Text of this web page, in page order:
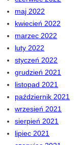
maj 2022
kwiecień 2022
marzec 2022
luty 2022
styczeń 2022
grudzień 2021
listopad 2021
październik 2021
wrzesień 2021
sierpień 2021
lipiec 2021